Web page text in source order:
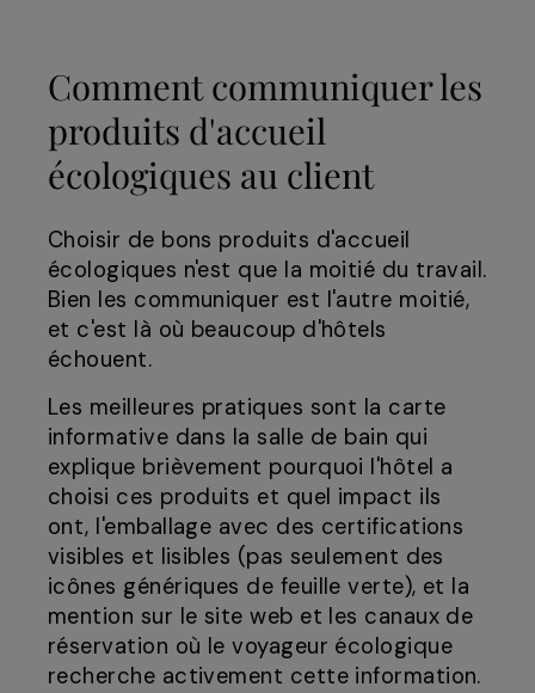
Comment communiquer les
produits d'accueil
écologiques au client
Choisir de bons produits d'accueil
écologiques n'est que la moitié du travail.
Bien les communiquer est l'autre moitié,
et c'est là où beaucoup d'hôtels
échouent.
Les meilleures pratiques sont la carte
informative dans la salle de bain qui
explique brièvement pourquoi l'hôtel a
choisi ces produits et quel impact ils
ont, l'emballage avec des certifications
visibles et lisibles (pas seulement des
icônes génériques de feuille verte), et la
mention sur le site web et les canaux de
réservation où le voyageur écologique
recherche activement cette information.